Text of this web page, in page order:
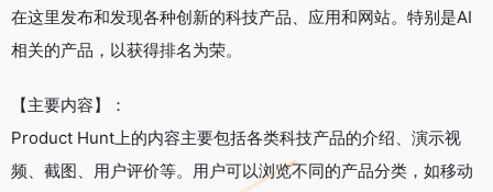
在这里发布和发现各种创新的科技产品、应用和网站。特别是AI
相关的产品，以获得排名为荣。
【主要内容】：
Product Hunt上的内容主要包括各类科技产品的介绍、演示视
频、截图、用户评价等。用户可以浏览不同的产品分类，如移动